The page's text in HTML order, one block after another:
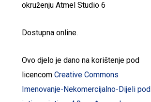
okruženju Atmel Studio 6
Dostupna online.
Ovo djelo je dano na korištenje pod
licencom Creative Commons
Imenovanje-Nekomercijalno-Dijeli pod